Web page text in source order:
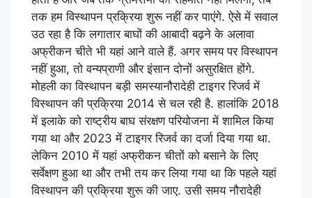
तक हम विस्थापन प्रक्रिया शुरू नहीं कर पाएंगे. ऐसे में सवाल
उठ रहा है कि लगातार बाघों की आबादी बढ़ने के अलावा
अफ्रीकन चीते भी यहां आने वाले हैं. अगर समय पर विस्थापन
नहीं हुआ, तो वन्यप्राणी और इंसान दोनों असुरक्षित होंगे.
मोहली का विस्थापन बड़ी समस्यानौरादेही टाइगर रिजर्व में
विस्थापन की प्रक्रिया 2014 से चल रही है. हालांकि 2018
में इलाके को राष्ट्रीय बाघ संरक्षण परियोजना में शामिल किया
गया था और 2023 में टाइगर रिजर्व का दर्जा दिया गया था.
लेकिन 2010 में यहां अफ्रीकन चीतों को बसाने के लिए
सर्वेक्षण हुआ था और तभी तय कर लिया गया था कि पहले यहां
विस्थापन की प्रक्रिया शुरू की जाए. उसी समय नौरादेही